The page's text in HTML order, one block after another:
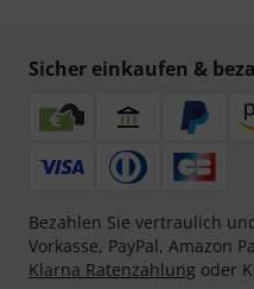
Sicher einkaufen &
Bezahlen Sie vertraulich
Vorkasse, PayPal, Amazon
Klarna Ratenzahlung oder